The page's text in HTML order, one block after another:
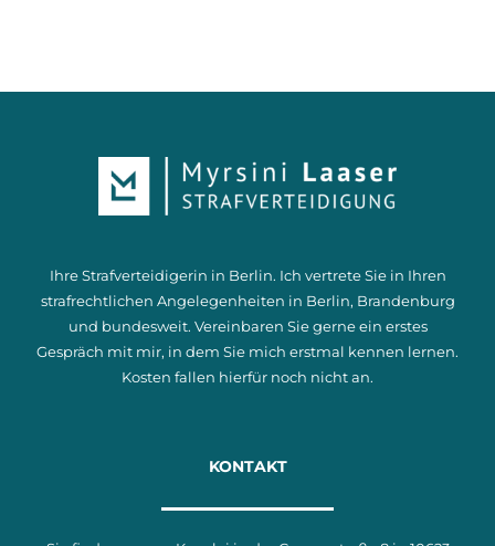
Ihre Strafverteidigerin in Berlin. Ich vertrete Sie in Ihren
strafrechtlichen Angelegenheiten in Berlin, Brandenburg
und bundesweit. Vereinbaren Sie gerne ein erstes
Gespräch mit mir, in dem Sie mich erstmal kennen lernen.
Kosten fallen hierfür noch nicht an.
KONTAKT